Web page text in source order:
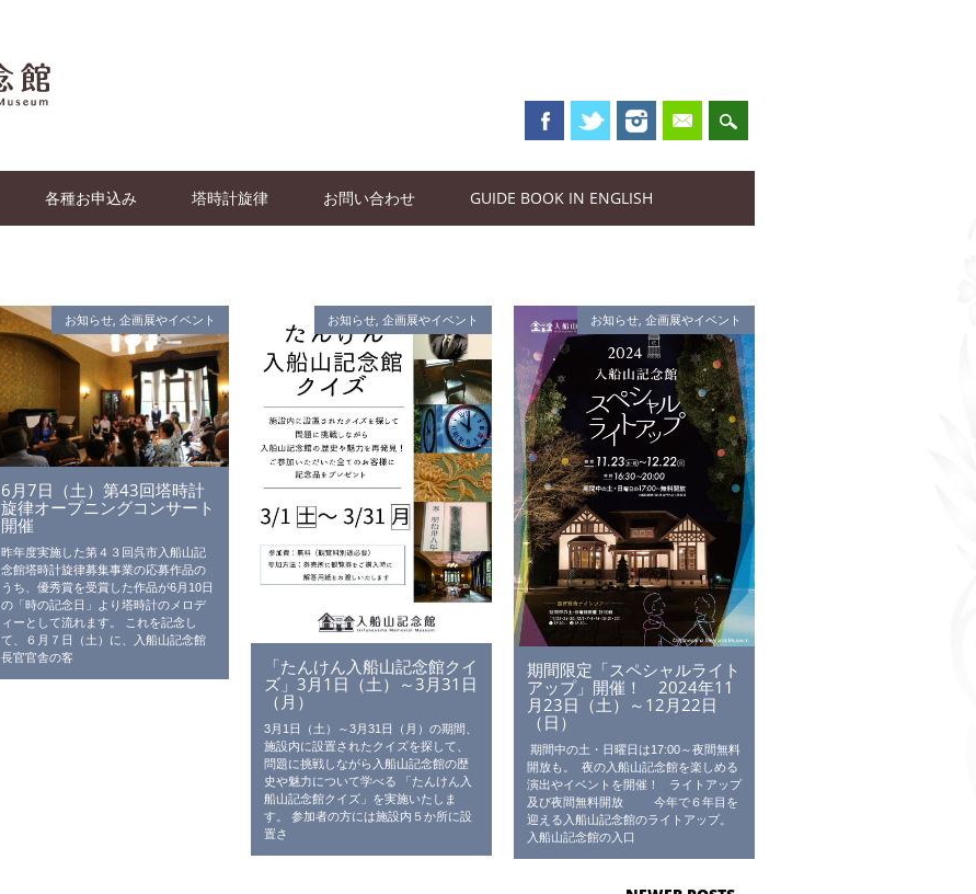
各種お申込み 塔時計旋律 お問い合わせ GUIDE BOOK IN ENGLISH
お知らせ,企画展やイベント
6月7日（土）第43回塔時計
旋律オープニングコンサート
開催
昨年度実施した第４３回呉市入船山記
念館塔時計旋律募集事業の応募作品の
うち、優秀賞を受賞した作品が6月10日
の「時の記念日」より塔時計のメロデ
ィーとして流れます。 これを記念し
て、６月７日（土）に、入船山記念館
長官官舎の客
お知らせ,企画展やイベント
「たんけん入船山記念館クイ
ズ」3月1日（土）～3月31日
（月）
3月1日（土）～3月31日（月）の期間、
施設内に設置されたクイズを探して、
問題に挑戦しながら入船山記念館の歴
史や魅力について学べる 「たんけん入
船山記念館クイズ」を実施いたしま
す。 参加者の方には施設内５か所に設
置さ
お知らせ,企画展やイベント
期間限定「スペシャルライト
アップ」開催！ 2024年11
月23日（土）～12月22日
（日）
期間中の土・日曜日は17:00～夜間無料
開放も。 夜の入船山記念館を楽しめる
演出やイベントを開催！ ライトアップ
及び夜間無料開放 今年で６年目を
迎える入船山記念館のライトアップ。
入船山記念館の入口